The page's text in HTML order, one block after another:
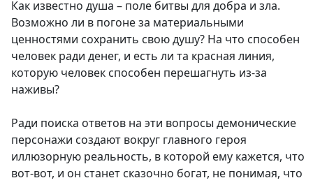
Как известно душа – поле битвы для добра и зла.
Возможно ли в погоне за материальными
ценностями сохранить свою душу? На что способен
человек ради денег, и есть ли та красная линия,
которую человек способен перешагнуть из-за
наживы?
Ради поиска ответов на эти вопросы демонические
персонажи создают вокруг главного героя
иллюзорную реальность, в которой ему кажется, что
вот-вот, и он станет сказочно богат, не понимая, что